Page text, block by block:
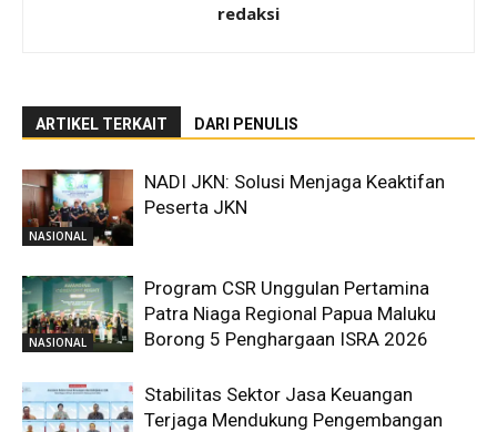
redaksi
ARTIKEL TERKAIT DARI PENULIS
NASIONAL
NADI JKN: Solusi Menjaga Keaktifan
Peserta JKN
NASIONAL
Program CSR Unggulan Pertamina
Patra Niaga Regional Papua Maluku
Borong 5 Penghargaan ISRA 2026
Stabilitas Sektor Jasa Keuangan
Terjaga Mendukung Pengembangan